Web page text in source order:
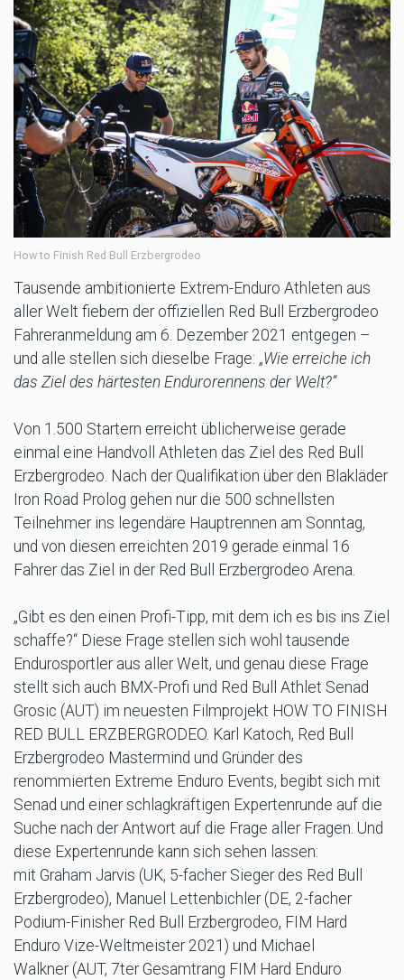
How to Finish Red Bull Erzbergrodeo
Tausende ambitionierte Extrem-Enduro Athleten aus
aller Welt fiebern der offiziellen Red Bull Erzbergrodeo
Fahreranmeldung am 6. Dezember 2021 entgegen –
und alle stellen sich dieselbe Frage: „Wie erreiche ich
das Ziel des härtesten Endurorennens der Welt?“
Von 1.500 Startern erreicht üblicherweise gerade
einmal eine Handvoll Athleten das Ziel des Red Bull
Erzbergrodeo. Nach der Qualifikation über den Blakläder
Iron Road Prolog gehen nur die 500 schnellsten
Teilnehmer ins legendäre Hauptrennen am Sonntag,
und von diesen erreichten 2019 gerade einmal 16
Fahrer das Ziel in der Red Bull Erzbergrodeo Arena.
„Gibt es den einen Profi-Tipp, mit dem ich es bis ins Ziel
schaffe?“ Diese Frage stellen sich wohl tausende
Endurosportler aus aller Welt, und genau diese Frage
stellt sich auch BMX-Profi und Red Bull Athlet Senad
Grosic (AUT) im neuesten Filmprojekt HOW TO FINISH
RED BULL ERZBERGRODEO. Karl Katoch, Red Bull
Erzbergrodeo Mastermind und Gründer des
renommierten Extreme Enduro Events, begibt sich mit
Senad und einer schlagkräftigen Expertenrunde auf die
Suche nach der Antwort auf die Frage aller Fragen. Und
diese Expertenrunde kann sich sehen lassen:
mit Graham Jarvis (UK, 5-facher Sieger des Red Bull
Erzbergrodeo), Manuel Lettenbichler (DE, 2-facher
Podium-Finisher Red Bull Erzbergrodeo, FIM Hard
Enduro Vize-Weltmeister 2021) und Michael
Walkner (AUT, 7ter Gesamtrang FIM Hard Enduro